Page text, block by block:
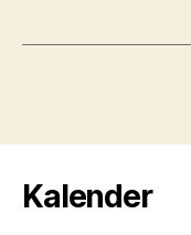
Kalender